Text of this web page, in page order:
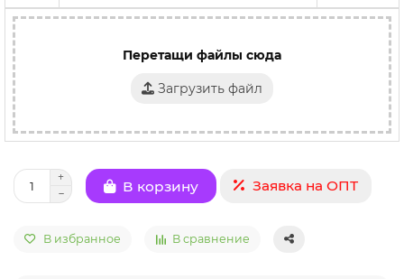
Перетащи файлы сюда
Загрузить файл
В корзину Заявка на ОПТ
В избранное В сравнение